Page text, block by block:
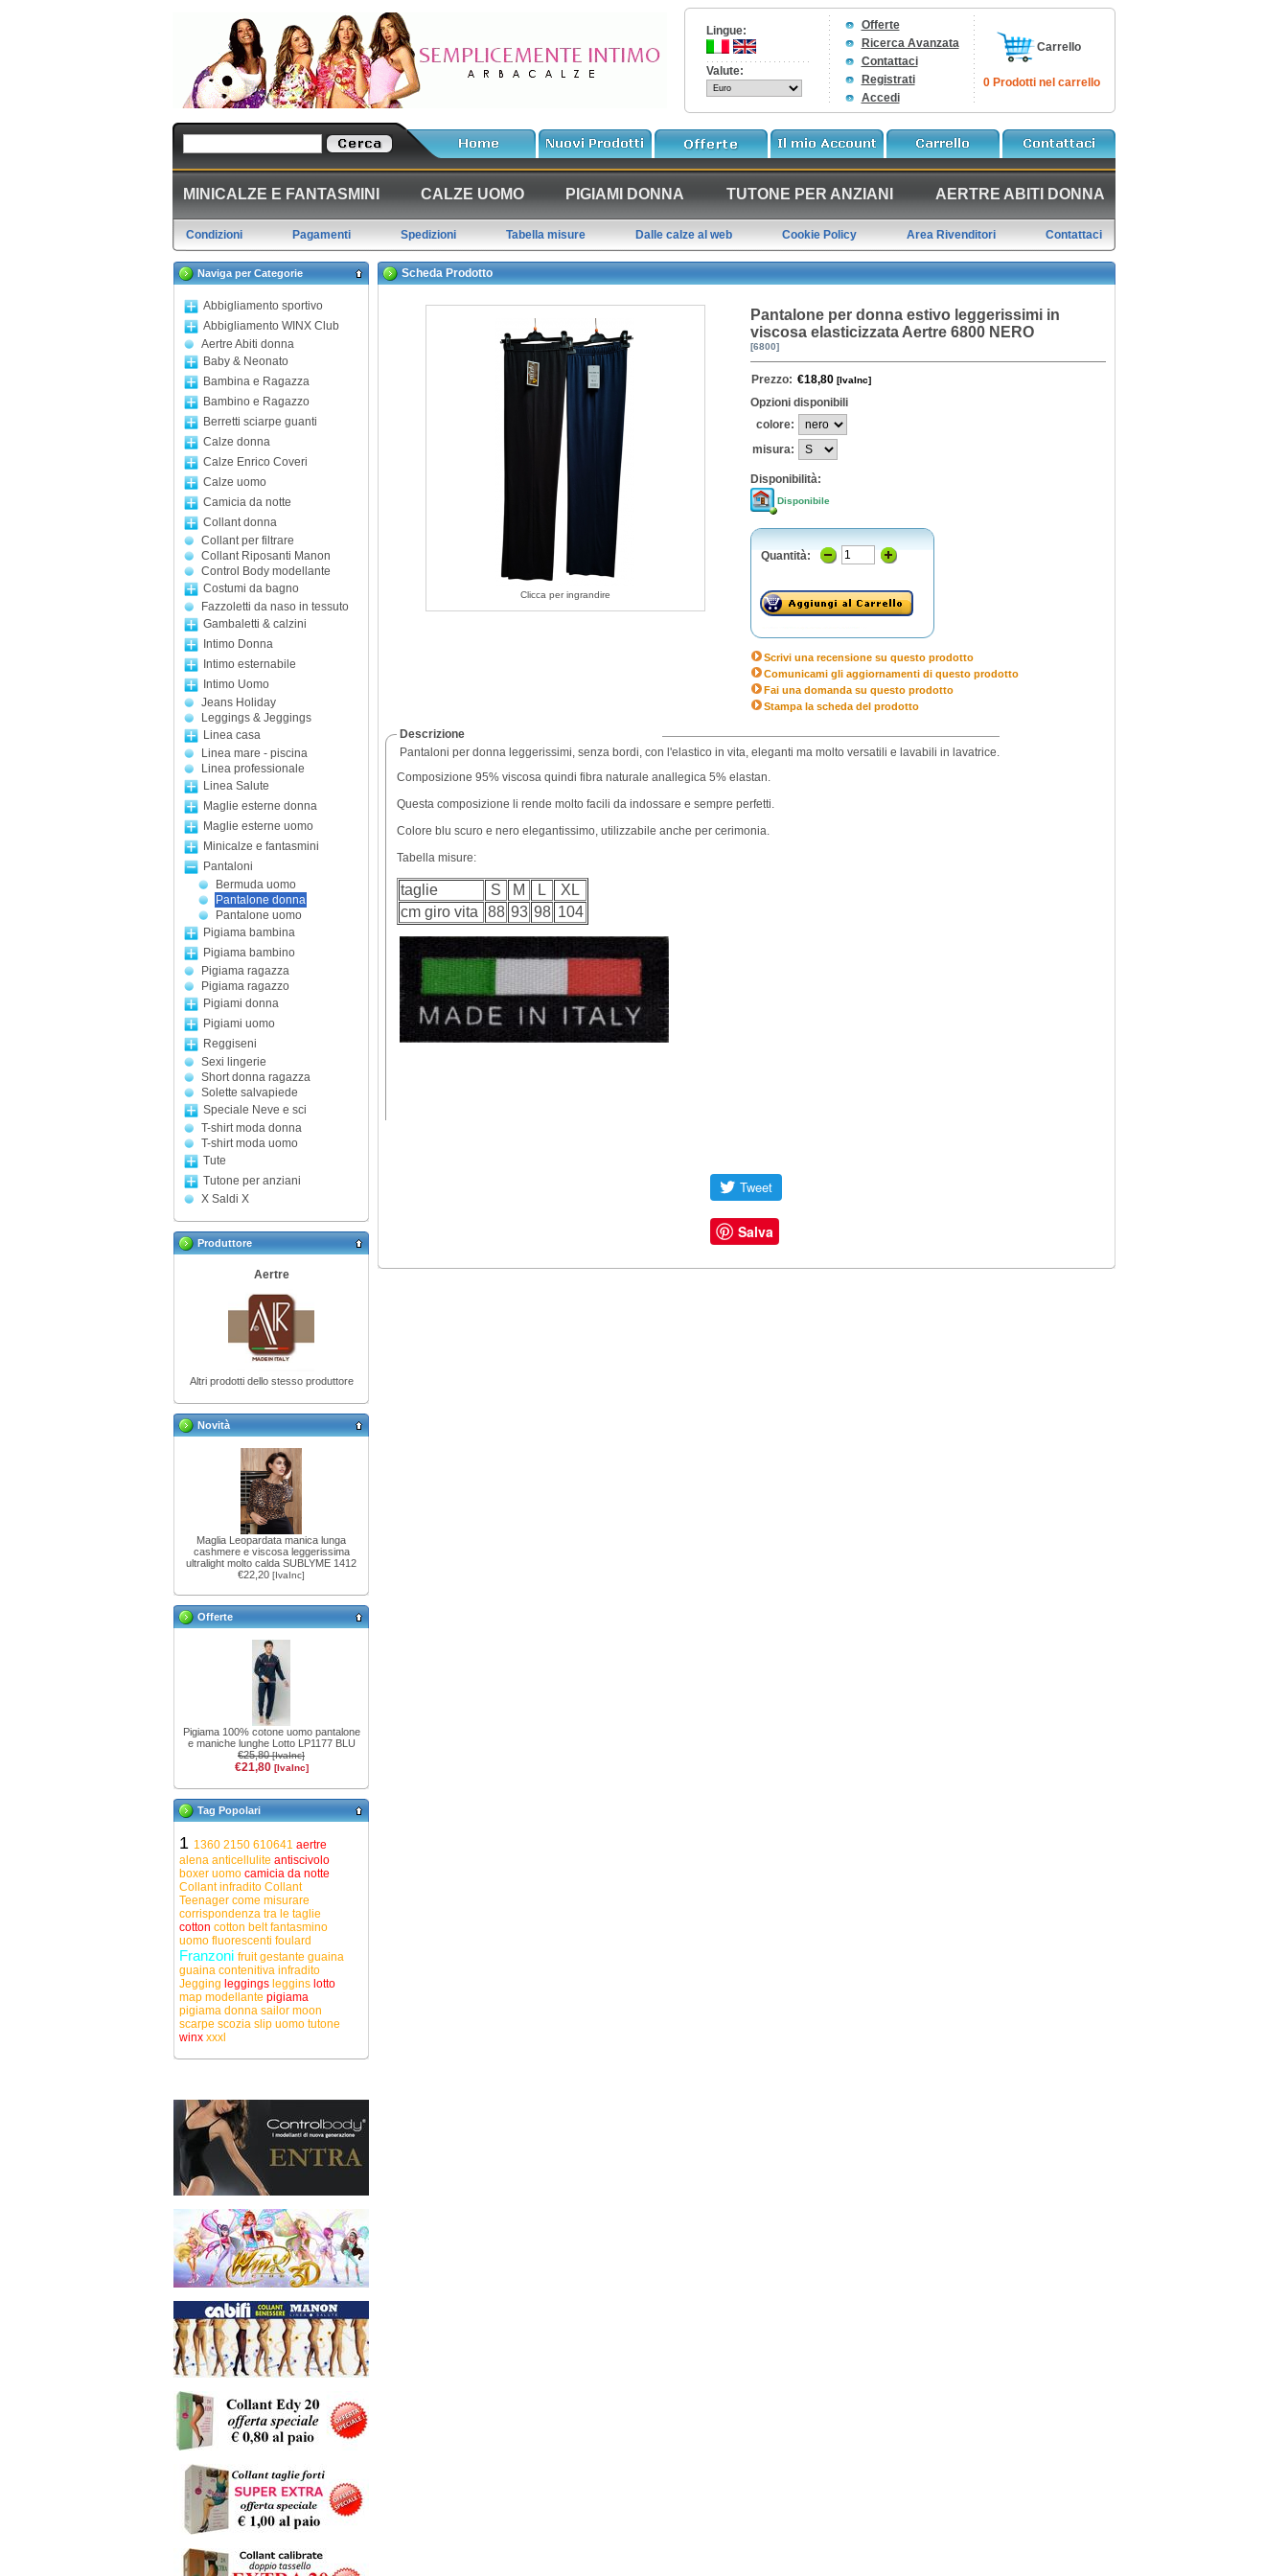
Lingue:
Valute:
Offerte
Ricerca Avanzata
Contattaci
Registrati
Accedi
Carrello
0 Prodotti nel carrello
MINICALZE E FANTASMINI CALZE UOMO PIGIAMI DONNA TUTONE PER ANZIANI AERTRE ABITI DONNA
Condizioni Pagamenti Spedizioni Tabella misure Dalle calze al web Cookie Policy Area Rivenditori Contattaci
Naviga per Categorie
Abbigliamento sportivo
Abbigliamento WINX Club
Aertre Abiti donna
Baby & Neonato
Bambina e Ragazza
Bambino e Ragazzo
Berretti sciarpe guanti
Calze donna
Calze Enrico Coveri
Calze uomo
Camicia da notte
Collant donna
Collant per filtrare
Collant Riposanti Manon
Control Body modellante
Costumi da bagno
Fazzoletti da naso in tessuto
Gambaletti & calzini
Intimo Donna
Intimo esternabile
Intimo Uomo
Jeans Holiday
Leggings & Jeggings
Linea casa
Linea mare - piscina
Linea professionale
Linea Salute
Maglie esterne donna
Maglie esterne uomo
Minicalze e fantasmini
Pantaloni
Bermuda uomo
Pantalone donna
Pantalone uomo
Pigiama bambina
Pigiama bambino
Pigiama ragazza
Pigiama ragazzo
Pigiami donna
Pigiami uomo
Reggiseni
Sexi lingerie
Short donna ragazza
Solette salvapiede
Speciale Neve e sci
T-shirt moda donna
T-shirt moda uomo
Tute
Tutone per anziani
X Saldi X
Produttore
Aertre
Altri prodotti dello stesso produttore
Novità
Maglia Leopardata manica lunga
cashmere e viscosa leggerissima
ultralight molto calda SUBLYME 1412
€22,20 [IvaInc]
Offerte
Pigiama 100% cotone uomo pantalone
e maniche lunghe Lotto LP1177 BLU
€25,80[IvaInc]
€21,80 [IvaInc]
Tag Popolari
1 1360 2150 610641 aertre
alena anticellulite antiscivolo
boxer uomo camicia da notte
Collant infradito Collant
Teenager come misurare
corrispondenza tra le taglie
cotton cotton beltfantasmino
uomo fluorescenti foulard
Franzoni fruitgestante guaina
guaina contenitiva infradito
Jegging leggings leggins lotto
map modellante pigiama
pigiama donna sailor moon
scarpe scozia slip uomo tutone
winx xxxl
Scheda Prodotto
Clicca per ingrandire
Pantalone per donna estivo leggerissimi in
viscosa elasticizzata Aertre 6800 NERO
[6800]
Prezzo: €18,80 [IvaInc]
Opzioni disponibili
colore:
misura:
Disponibilità:
Disponibile
Quantità:
Scrivi una recensione su questo prodotto
Comunicami gli aggiornamenti di questo prodotto
Fai una domanda su questo prodotto
Stampa la scheda del prodotto
Descrizione
Pantaloni per donna leggerissimi, senza bordi, con l'elastico in vita, eleganti ma molto versatili e lavabili in lavatrice.
Composizione 95% viscosa quindi fibra naturale anallegica 5% elastan.
Questa composizione li rende molto facili da indossare e sempre perfetti.
Colore blu scuro e nero elegantissimo, utilizzabile anche per cerimonia.
Tabella misure:
taglie S M L
XL
cm giro vita
88 93 98 104
Salva